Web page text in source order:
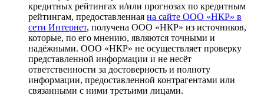
кредитных рейтингах и/или прогнозах по кредитным
рейтингам, предоставленная на сайте ООО «НКР» в
сети Интернет, получена ООО «НКР» из источников,
которые, по его мнению, являются точными и
надёжными. ООО «НКР» не осуществляет проверку
представленной информации и не несёт
ответственности за достоверность и полноту
информации, предоставленной контрагентами или
связанными с ними третьими лицами.